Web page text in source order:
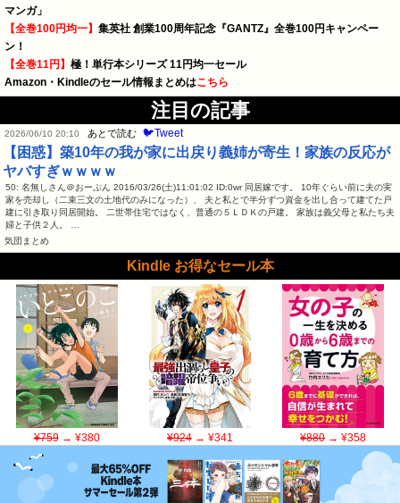
マンガ」
【全巻100円均一】 集英社 創業100周年記念『GANTZ』全巻100円キャンペー
ン！
【全巻11円】 極！単行本シリーズ 11円均一セール
Amazon・Kindleのセール情報まとめはこちら
注目の記事
2026/06/10 20:10 あとで読む 🐦Tweet
【困惑】築10年の我が家に出戻り義姉が寄生！家族の反応が
ヤバすぎｗｗｗｗ
50: 名無しさん＠おーぷん 2016/03/26(土)11:01:02 ID:0wr 同居嫁です。 10年ぐらい前に夫の実
家を売却し（二束三文の土地代のみになった）、 夫と私とで半分ずつ資金を出し合って建てた戸
建に引き取り同居開始。 二世帯住宅ではなく、普通の５ＬＤＫの戸建。 家族は義父母と私たち夫
婦と子供２人。 …
気団まとめ
Kindle お得なセール本
¥759→ ¥380 ¥924→ ¥341 ¥880→ ¥358